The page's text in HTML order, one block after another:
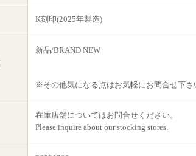
K刻印(2025年製造)
新品/BRAND NEW
※その他気になる点はお気軽にお問合せ下さ
在庫店舗についてはお問合せください。
Please inquire about our stocking stores.